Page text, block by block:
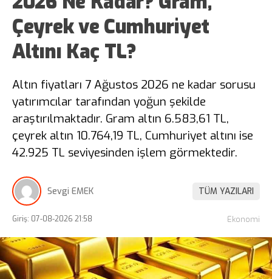
Çeyrek ve Cumhuriyet
Altını Kaç TL?
Altın fiyatları 7 Ağustos 2026 ne kadar sorusu
yatırımcılar tarafından yoğun şekilde
araştırılmaktadır. Gram altın 6.583,61 TL,
çeyrek altın 10.764,19 TL, Cumhuriyet altını ise
42.925 TL seviyesinden işlem görmektedir.
Sevgi EMEK TÜM YAZILARI
Giriş: 07-08-2026 21:58 Ekonomi